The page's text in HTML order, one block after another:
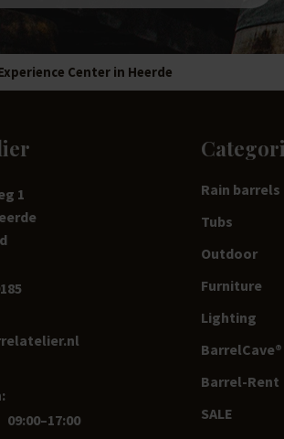
Center in Heerde
1
09:00–17:00
Rain barrels
Tubs
Outdoor
Furniture
Lighting
Barrel-Rent
SALE